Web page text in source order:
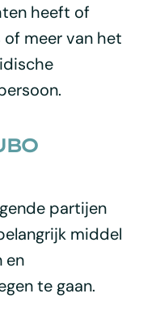
heeft of
meer van het
partijen
middel
en
te gaan.